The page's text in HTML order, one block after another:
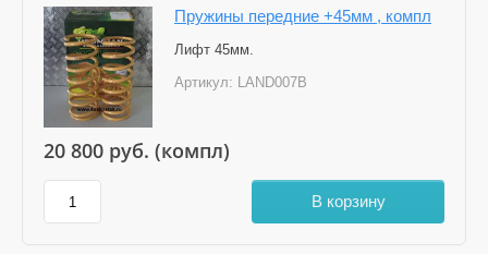
Пружины передние +45мм , компл
Лифт 45мм.
Артикул: LAND007B
20 800 руб. (компл)
В корзину